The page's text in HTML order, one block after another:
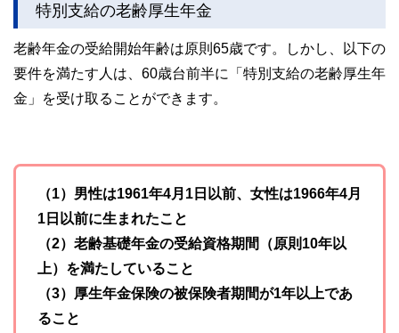
特別支給の老齢厚生年金
老齢年金の受給開始年齢は原則65歳です。しかし、以下の
要件を満たす人は、60歳台前半に「特別支給の老齢厚生年
金」を受け取ることができます。
（1）男性は1961年4月1日以前、女性は1966年4月
1日以前に生まれたこと
（2）老齢基礎年金の受給資格期間（原則10年以
上）を満たしていること
（3）厚生年金保険の被保険者期間が1年以上であ
ること